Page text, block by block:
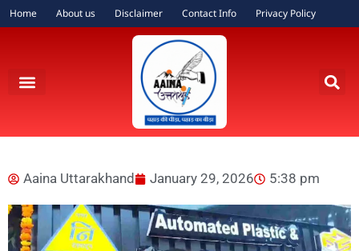
Home About us Disclaimer Contact Info Privacy Policy
Aaina Uttarakhand January 29, 2026 5:38 pm